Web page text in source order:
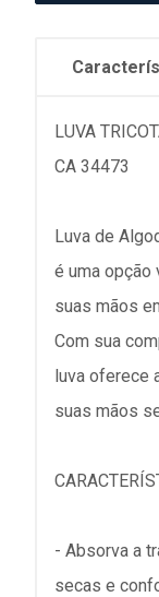
LUVA
CA 34473
Luva de
é uma
suas mãos
Com sua
luva oferece
suas mãos
- Absorva a
secas e